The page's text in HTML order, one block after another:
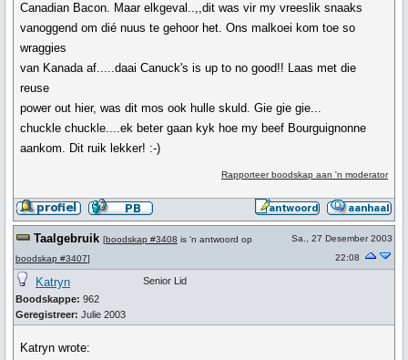
Canadian Bacon. Maar elkgeval..,,dit was vir my vreeslik snaaks
vanoggend om dié nuus te gehoor het. Ons malkoei kom toe so
wraggies
van Kanada af.....daai Canuck's is up to no good!! Laas met die
reuse
power out hier, was dit mos ook hulle skuld. Gie gie gie...
chuckle chuckle....ek beter gaan kyk hoe my beef Bourguignonne
aankom. Dit ruik lekker! :-)
Rapporteer boodskap aan 'n moderator
Taalgebruik [boodskap #3408 is 'n antwoord op
boodskap #3407]
Sa., 27 Desember 2003
22:08
Katryn
Boodskappe: 962
Geregistreer: Julie 2003
Senior Lid
Katryn wrote: